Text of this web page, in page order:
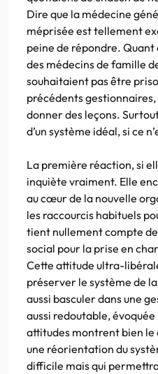
Dire que la médecine
méprisée est tellement
peine de répondre. Quant
des médecins de famille
souhaitaient pas être
précédents
donner des leçons.
d’un système idéal, si ce
La première réaction, si
inquiète vraiment. Elle
au cœur de la nouvelle
les raccourcis habituels
tient nullement compte
social pour la prise en
Cette attitude ultra-
préserver le système de
aussi basculer dans une
aussi redoutable,
attitudes montrent bien le
une réorientation du
difficile mais qui